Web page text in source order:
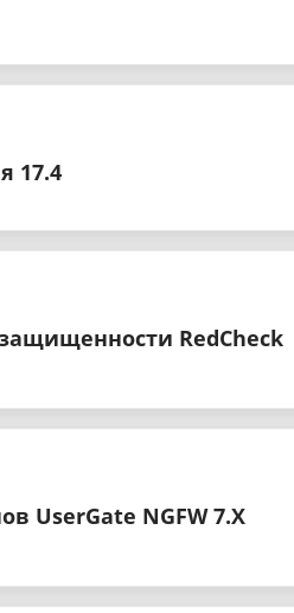
17.4
RedCheck
UserGate NGFW 7.X